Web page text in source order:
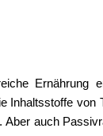
Ernährung
Inhaltsstoffe von
auch